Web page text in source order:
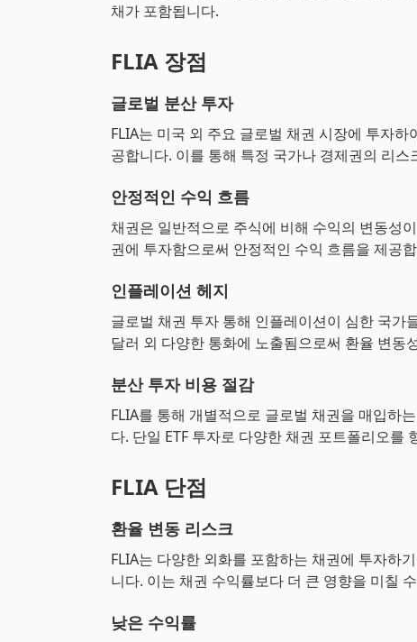
채가 포함됩니다.
FLIA 장점
글로벌 분산 투자
FLIA는 미국 외 주요 글로벌 채권 시장에 투자
공합니다. 이를 통해 특정 국가나 경제권의 리
안정적인 수익 흐름
채권은 일반적으로 주식에 비해 수익의 변동성
권에 투자함으로써 안정적인 수익 흐름을 제공
인플레이션 헤지
글로벌 채권 투자 통해 인플레이션이 심한 국가
달러 외 다양한 통화에 노출됨으로써 환율 변동
분산 투자 비용 절감
FLIA를 통해 개별적으로 글로벌 채권을 매입하
다. 단일 ETF 투자로 다양한 채권 포트폴리오를
FLIA 단점
환율 변동 리스크
FLIA는 다양한 외화를 포함하는 채권에 투자하
니다. 이는 채권 수익률보다 더 큰 영향을 미칠
낮은 수익률